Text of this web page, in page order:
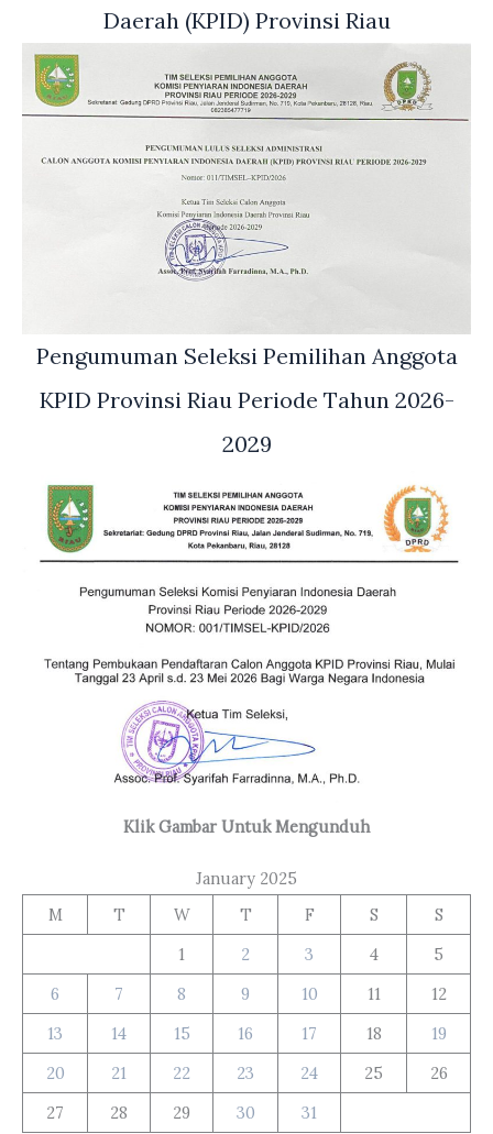
Daerah (KPID) Provinsi Riau
Pengumuman Seleksi Pemilihan Anggota
KPID Provinsi Riau Periode Tahun 2026-
2029
Klik Gambar Untuk Mengunduh
January 2025
M
T W T F S
S
1
2 3 4
5
6
7 8 9 10 11
12
13
14 15 16 17 18
19
20
21 22 23 24 25
26
27
28 29 30 31